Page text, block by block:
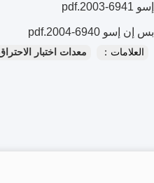
إسو 6941-2003.pdf
بس إن إسو 6940-2004.pdf
العلامات： معدات اختبار